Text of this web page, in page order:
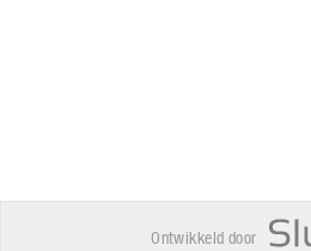
Ontwikkeld door